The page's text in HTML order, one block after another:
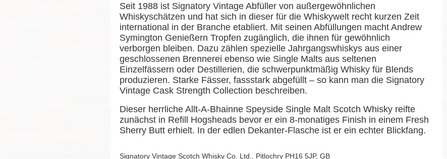
Seit 1988 ist Signatory Vintage Abfüller von außergewöhnlichen
Whiskyschätzen und hat sich in dieser für die Whiskywelt recht kurzen Zeit
international in der Branche etabliert. Mit seinen Abfüllungen macht Andrew
Symington Genießern Tropfen zugänglich, die ihnen für gewöhnlich
verborgen bleiben. Dazu zählen spezielle Jahrgangswhiskys aus einer
geschlossenen Brennerei ebenso wie Single Malts aus seltenen
Einzelfässern oder Destillerien, die schwerpunktmäßig Whisky für Blends
produzieren. Starke Fässer, fassstark abgefüllt – so kann man die Signatory
Vintage Cask Strength Collection beschreiben.
Dieser herrliche Allt-A-Bhainne Speyside Single Malt Scotch Whisky reifte
zunächst in Refill Hogsheads bevor er ein 8-monatiges Finish in einem Fresh
Sherry Butt erhielt. In der edlen Dekanter-Flasche ist er ein echter Blickfang.
Signatory Vintage Scotch Whisky Co. Ltd., Pitlochry PH16 5JP, GB